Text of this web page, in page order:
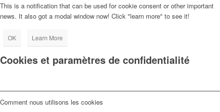
This is a notification that can be used for cookie consent or other important
news. It also got a modal window now! Click "learn more" to see it!
OK Learn More
Cookies et paramètres de confidentialité
Comment nous utilisons les cookies